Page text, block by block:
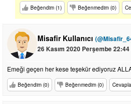
Beğendim (1) Beğenmedim (0)
Misafir Kullanıcı
26 Kasım 2020 Perşembe 22:44
Emeği geçen her kese teşekür ediyoruz
Beğendim (0) Beğenmedim (0) Cevapla